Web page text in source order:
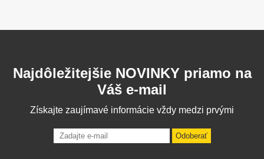
Najdôležitejšie NOVINKY priamo na
Váš e-mail
Získajte zaujímavé informácie vždy medzi prvými
Odoberať